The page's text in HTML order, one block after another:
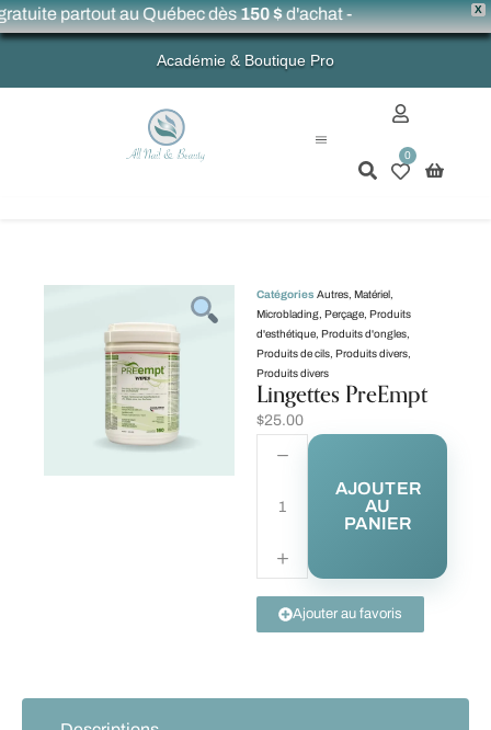
X
partout au Québec dès150 $d'achat -
Académie & Boutique Pro
0
Catégories Autres Matériel
Microblading Perçage Produits
d'esthétique Produits d'ongles
Produits de cils Produits divers
Produits divers
Lingettes PreEmpt
$25.00
AJOUTER
AU
PANIER
Ajouter au favoris